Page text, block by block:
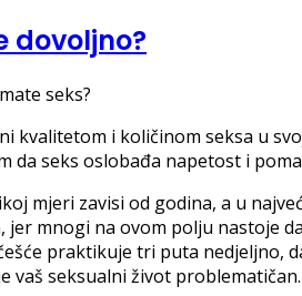
dovoljno?
seks?
kvalitetom i količinom seksa u
da seks oslobađa napetost i
mjeri zavisi od godina, a u
mnogi na ovom polju nastoje
praktikuje tri puta nedjeljno,
vaš seksualni život problematičan.